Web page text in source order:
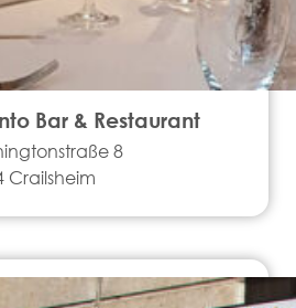
Bar & Restaurant
8
Crailsheim